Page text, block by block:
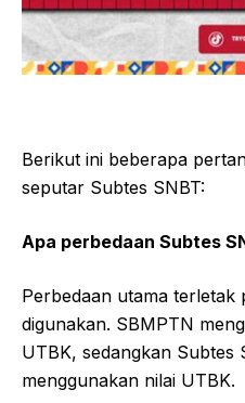
Berikut ini beberapa
seputar Subtes SNBT:
Apa perbedaan Subtes
Perbedaan utama terletak
digunakan. SBMPTN
UTBK, sedangkan Subtes
menggunakan nilai UTBK.